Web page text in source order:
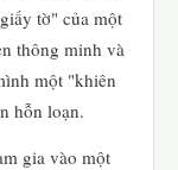
tờ" của một
thông minh và
một "khiên
hỗn loạn.
gia vào một